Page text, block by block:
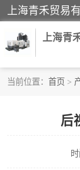
上海青
当前位置： 首页 >
后